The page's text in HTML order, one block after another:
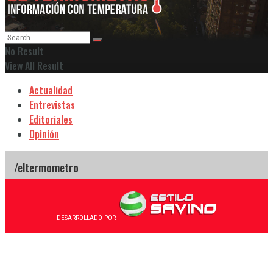
No Result
View All Result
Actualidad
Entrevistas
Editoriales
Opinión
DESARROLLADO POR